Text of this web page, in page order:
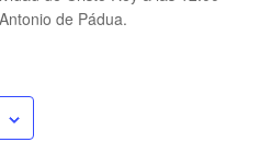
de Pádua.